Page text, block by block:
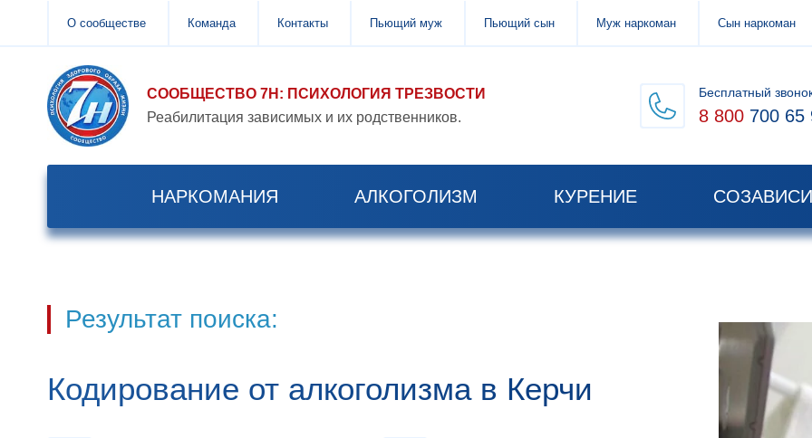
О сообществе Команда Контакты Пьющий муж Пьющий сын Муж наркоман Сын наркоман
СООБЩЕСТВО 7Н: ПСИХОЛОГИЯ ТРЕЗВОСТИ
Реабилитация зависимых и их родственников.
Бесплатный
8 800 700 65
НАРКОМАНИЯ АЛКОГОЛИЗМ КУРЕНИЕ
Результат поиска:
Кодирование от алкоголизма в Керчи